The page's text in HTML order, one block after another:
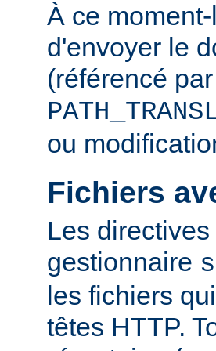
À ce
d'envoyer le
(référencé
ou
Fichiers
Les
gestionnaire
les fichiers
têtes HTTP.